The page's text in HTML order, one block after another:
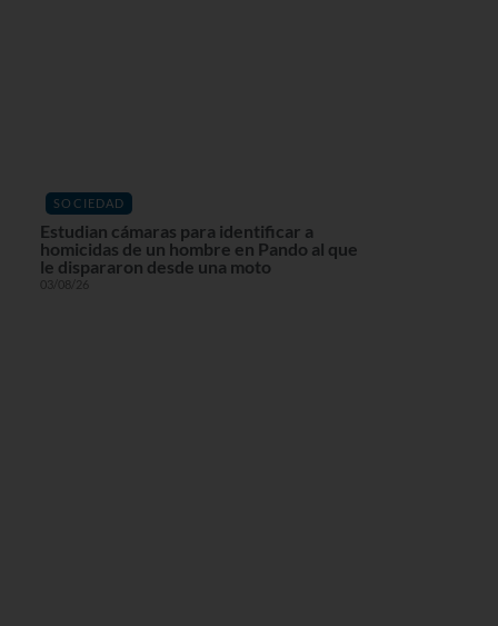
SOCIEDAD
Estudian cámaras para identificar a
homicidas de un hombre en Pando al que
le dispararon desde una moto
03/08/26